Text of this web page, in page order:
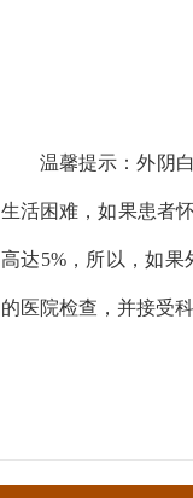
温馨提示：外阴
生活困难，如果患者
高达5%，所以，如
的医院检查，并接受科